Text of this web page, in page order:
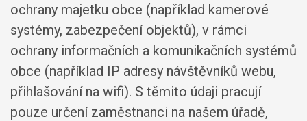
ochrany majetku obce (například kamerové
systémy, zabezpečení objektů), v rámci
ochrany informačních a komunikačních systémů
obce (například IP adresy návštěvníků webu,
přihlašování na wifi). S těmito údaji pracují
pouze určení zaměstnanci na našem úřadě,